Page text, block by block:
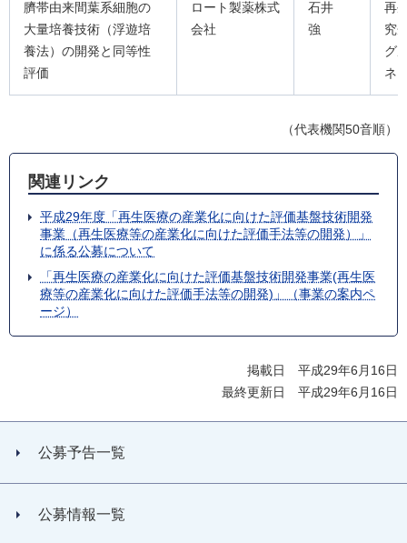
臍帯由来間葉系細胞の
大量培養技術（浮遊培
養法）の開発と同等性
評価
ロート製薬株式
会社
石井
強
再
究
グ
ネ
（代表機関50音順）
関連リンク
平成29年度「再生医療の産業化に向けた評価基盤技術開発
事業（再生医療等の産業化に向けた評価手法等の開発）」
に係る公募について
「再生医療の産業化に向けた評価基盤技術開発事業(再生医
療等の産業化に向けた評価手法等の開発)」（事業の案内ペ
ージ）
掲載日 平成29年6月16日
最終更新日 平成29年6月16日
公募予告一覧
公募情報一覧